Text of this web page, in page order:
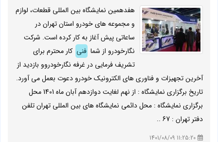
هفدهمین نمایشگاه بین المللی قطعات، لوازم
و مجموعه های خودرو استان تهران در
ساعاتی پیش آغاز به کار کرده است. شرکت
نگارخودرو از شما فنی کار محترم برای
تشریف فرمایی در غرفه نگارخودروو بازدید از
آخرین تجهیزات و فناوری های الکترونیک خودرو دعوت بعمل می آورد.
تاریخ برگزاری نمایشگاه : از نهم لغایت دوازدهم آبان ماه 1401 محل
برگزاری نمایشگاه : محل دائمی نمایشگاه های بین المللی تهران تلفن
دفتر تهران : 67 ..